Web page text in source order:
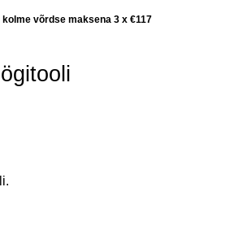
kolme võrdse maksena 3 x €117